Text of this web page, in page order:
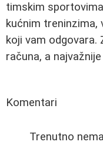
timskim
kućnim treninzima,
koji vam
računa, a
Komentari
Trenutno